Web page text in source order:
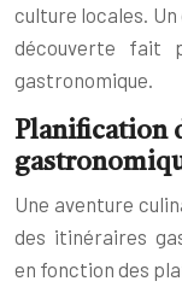
culture locales. Un
découverte fait
gastronomique.
Planification
Une aventure
des itinéraires
en fonction des